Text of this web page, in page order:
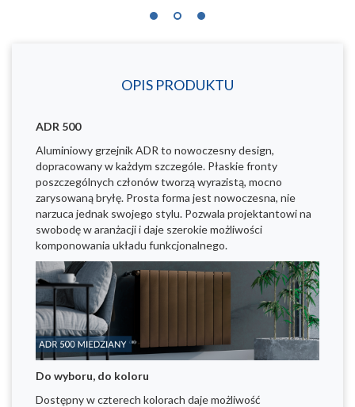
OPIS PRODUKTU
ADR 500
Aluminiowy grzejnik ADR to nowoczesny design,
dopracowany w każdym szczególe. Płaskie fronty
poszczególnych członów tworzą wyrazistą, mocno
zarysowaną bryłę. Prosta forma jest nowoczesna, nie
narzuca jednak swojego stylu. Pozwala projektantowi na
swobodę w aranżacji i daje szerokie możliwości
komponowania układu funkcjonalnego.
Do wyboru, do koloru
Dostępny w czterech kolorach daje możliwość